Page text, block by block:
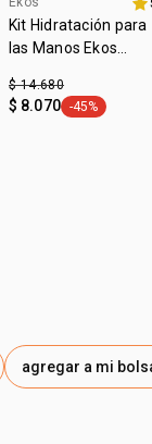
Kit Hidratación para
las Manos Ekos
$ 14.680
$ 8.070 general.tag -
-45%
agregar a mi